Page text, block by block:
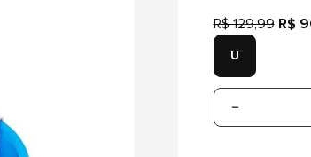
R$ 129,99 R$
U